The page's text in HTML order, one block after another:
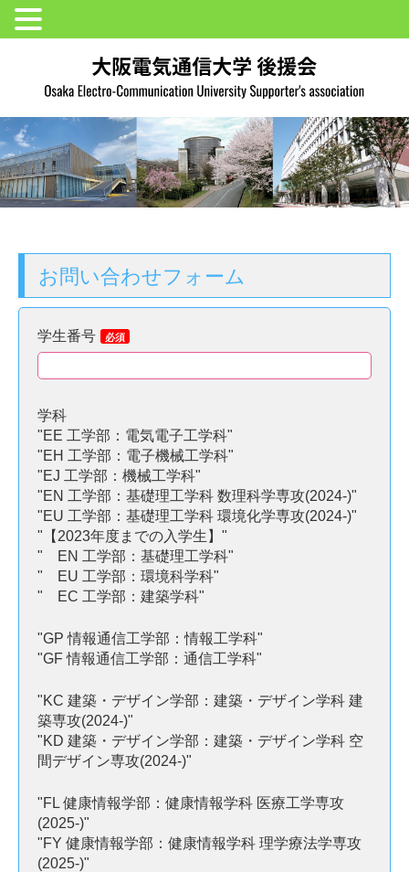
お問い合わせフォーム
学生番号 必須
学科
"EE 工学部：電気電子工学科"
"EH 工学部：電子機械工学科"
"EJ 工学部：機械工学科"
"EN 工学部：基礎理工学科 数理科学専攻(2024-)"
"EU 工学部：基礎理工学科 環境化学専攻(2024-)"
"【2023年度までの入学生】"
" EN 工学部：基礎理工学科"
" EU 工学部：環境科学科"
" EC 工学部：建築学科"
"GP 情報通信工学部：情報工学科"
"GF 情報通信工学部：通信工学科"
"KC 建築・デザイン学部：建築・デザイン学科 建
築専攻(2024-)"
"KD 建築・デザイン学部：建築・デザイン学科 空
間デザイン専攻(2024-)"
"FL 健康情報学部：健康情報学科 医療工学専攻
(2025-)"
"FY 健康情報学部：健康情報学科 理学療法学専攻
(2025-)"